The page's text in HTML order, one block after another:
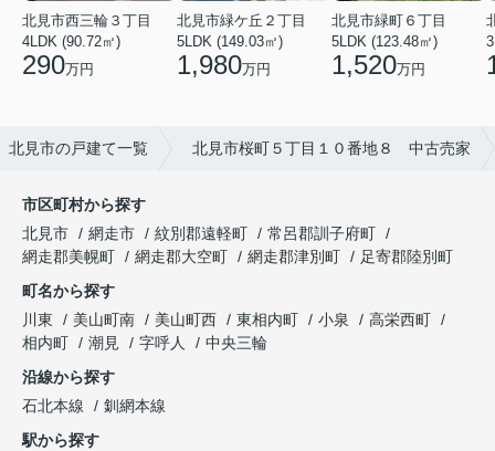
北見市西三輪３丁目
4LDK (90.72㎡)
290万円
北見市緑ケ丘２丁目
5LDK (149.03㎡)
1,980万円
北見市緑町６丁目
5LDK (123.48㎡)
1,520万円
北見市の戸建て一覧 北見市桜町５丁目１０番地８ 中古売家
市区町村から探す
北見市
網走市 紋別郡遠軽町
常呂郡訓子府町
網走郡美幌町
網走郡大空町 網走郡津別町
足寄郡陸別町
町名から探す
川東
美山町南 美山町西 東相内町 小泉
高栄西町
相内町
潮見 字呼人
中央三輪
沿線から探す
石北本線
釧網本線
駅から探す